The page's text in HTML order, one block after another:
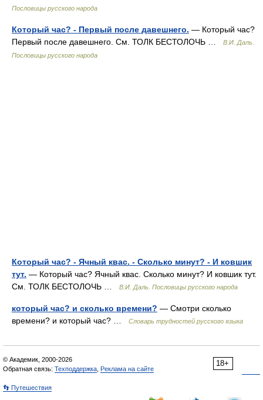
Пословицы русского народа
Который час? - Первый после давешнего. — Который час?
Первый после давешнего. См. ТОЛК БЕСТОЛОЧЬ …
В.И. Даль.
Пословицы русского народа
Который час? - Ячный квас. - Сколько минут? - И ковшик
тут. — Который час? Ячный квас. Сколько минут? И ковшик тут.
См. ТОЛК БЕСТОЛОЧЬ …
В.И. Даль. Пословицы русского народа
который час? и сколько времени? — Смотри сколько
времени? и который час? …
Словарь трудностей русского языка
18+
© Академик, 2000-2026
Обратная связь: Техподдержка Реклама на сайте
👣 Путешествия